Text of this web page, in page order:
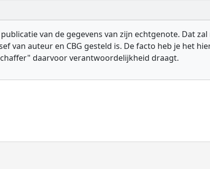
van de gegevens van zijn echtgenote. Dat
van auteur en CBG gesteld is. De facto heb je het
daarvoor verantwoordelijkheid draagt.